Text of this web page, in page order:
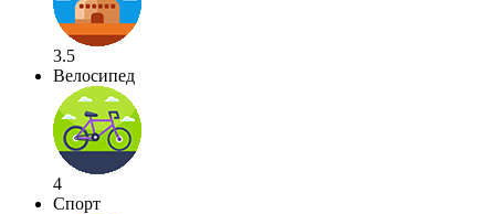
3.5
Велосипед
4
Спорт